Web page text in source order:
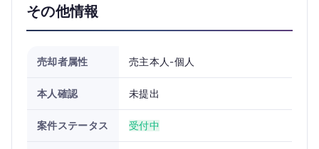
その他情報
売却者属性 売主本人-個人
本人確認 未提出
案件ステータス 受付中